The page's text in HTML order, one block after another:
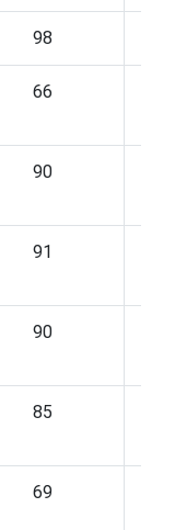
98
66
90
91
90
85
69